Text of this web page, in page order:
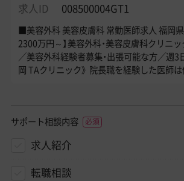
求人ID 008500004GT1
■美容外科 美容皮膚科 常勤医師求人 福岡
2300万円～】美容外科・美容皮膚科クリニ
／美容外科経験者募集・出張可能な方／週3
岡 TAクリニック》 院長職を経験した医師は
サポート相談内容
求人紹介
転職相談